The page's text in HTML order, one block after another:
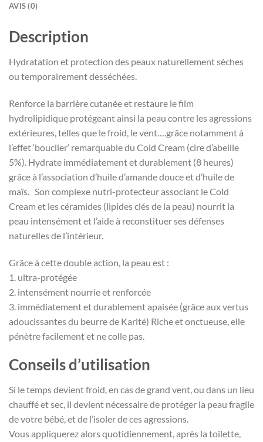
AVIS (0)
Description
Hydratation et protection des peaux naturellement sèches
ou temporairement desséchées.
Renforce la barrière cutanée et restaure le film
hydrolipidique protégeant ainsi la peau contre les agressions
extérieures, telles que le froid, le vent….grâce notamment à
l’effet ‘bouclier’ remarquable du Cold Cream (cire d’abeille
5%). Hydrate immédiatement et durablement (8 heures)
grâce à l’association d’huile d’amande douce et d’huile de
maïs. Son complexe nutri-protecteur associant le Cold
Cream et les céramides (lipides clés de la peau) nourrit la
peau intensément et l’aide à reconstituer ses défenses
naturelles de l’intérieur.
Grâce à cette double action, la peau est :
1. ultra-protégée
2. intensément nourrie et renforcée
3. immédiatement et durablement apaisée (grâce aux vertus
adoucissantes du beurre de Karité) Riche et onctueuse, elle
pénètre facilement et ne colle pas.
Conseils d’utilisation
Si le temps devient froid, en cas de grand vent, ou dans un lieu
chauffé et sec, il devient nécessaire de protéger la peau fragile
de votre bébé, et de l’isoler de ces agressions.
Vous appliquerez alors quotidiennement, après la toilette,